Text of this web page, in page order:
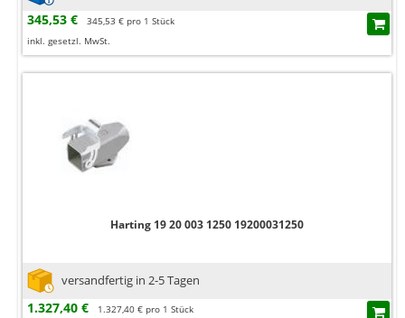
345,53 €
345,53 € pro 1 Stück
inkl. gesetzl. MwSt.
Harting 19 20 003 1250 19200031250
versandfertig in 2-5 Tagen
1.327,40 €
1.327,40 € pro 1 Stück